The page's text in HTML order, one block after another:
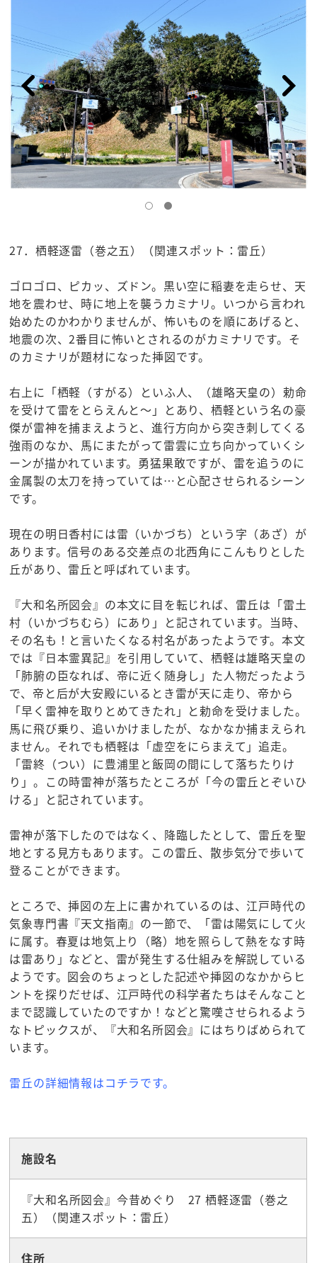
27．栖軽逐雷（巻之五）（関連スポット：雷丘）
ゴロゴロ、ピカッ、ズドン。黒い空に稲妻を走らせ、天
地を震わせ、時に地上を襲うカミナリ。いつから言われ
始めたのかわかりませんが、怖いものを順にあげると、
地震の次、2番目に怖いとされるのがカミナリです。そ
のカミナリが題材になった挿図です。
右上に「栖軽（すがる）といふ人、（雄略天皇の）勅命
を受けて雷をとらえんと～」とあり、栖軽という名の豪
傑が雷神を捕まえようと、進行方向から突き刺してくる
強雨のなか、馬にまたがって雷雲に立ち向かっていくシ
ーンが描かれています。勇猛果敢ですが、雷を追うのに
金属製の太刀を持っていては…と心配させられるシーン
です。
現在の明日香村には雷（いかづち）という字（あざ）が
あります。信号のある交差点の北西角にこんもりとした
丘があり、雷丘と呼ばれています。
『大和名所図会』の本文に目を転じれば、雷丘は「雷土
村（いかづちむら）にあり」と記されています。当時、
その名も！と言いたくなる村名があったようです。本文
では『日本霊異記』を引用していて、栖軽は雄略天皇の
「肺腑の臣なれば、帝に近く随身し」た人物だったよう
で、帝と后が大安殿にいるとき雷が天に走り、帝から
「早く雷神を取りとめてきたれ」と勅命を受けました。
馬に飛び乗り、追いかけましたが、なかなか捕まえられ
ません。それでも栖軽は「虚空をにらまえて」追走。
「雷終（つい）に豊浦里と飯岡の間にして落ちたりけ
り」。この時雷神が落ちたところが「今の雷丘とぞいひ
ける」と記されています。
雷神が落下したのではなく、降臨したとして、雷丘を聖
地とする見方もあります。この雷丘、散歩気分で歩いて
登ることができます。
ところで、挿図の左上に書かれているのは、江戸時代の
気象専門書『天文指南』の一節で、「雷は陽気にして火
に属す。春夏は地気上り（略）地を照らして熱をなす時
は雷あり」などと、雷が発生する仕組みを解説している
ようです。図会のちょっとした記述や挿図のなかからヒ
ントを探りだせば、江戸時代の科学者たちはそんなこと
まで認識していたのですか！などと驚嘆させられるよう
なトピックスが、『大和名所図会』にはちりばめられて
います。
雷丘の詳細情報はコチラです。
施設名
『大和名所図会』今昔めぐり 27 栖軽逐雷（巻之
五）（関連スポット：雷丘）
住所